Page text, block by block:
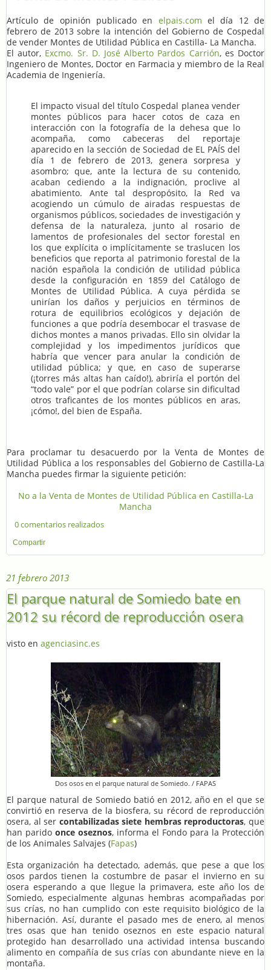
Artículo de opinión publicado en elpais.com el día 12 de
febrero de 2013 sobre la intención del Gobierno de Cospedal
de vender Montes de Utilidad Pública en Castilla- La Mancha.
El autor, Excmo. Sr. D. José Alberto Pardos Carrión, es Doctor
Ingeniero de Montes, Doctor en Farmacia y miembro de la Real
Academia de Ingeniería.
El impacto visual del título Cospedal planea vender
montes públicos para hacer cotos de caza en
interacción con la fotografía de la dehesa que lo
acompaña, como cabeceras del reportaje
aparecido en la sección de Sociedad de EL PAÍS del
día 1 de febrero de 2013, genera sorpresa y
asombro; que, ante la lectura de su contenido,
acaban cediendo a la indignación, proclive al
abatimiento. Ante tal despropósito, la Red va
acogiendo un cúmulo de airadas respuestas de
organismos públicos, sociedades de investigación y
defensa de la naturaleza, junto al rosario de
lamentos de profesionales del sector forestal en
los que explícita o implícitamente se traslucen los
beneficios que reporta al patrimonio forestal de la
nación española la condición de utilidad pública
desde la configuración en 1859 del Catálogo de
Montes de Utilidad Pública. A cuya pérdida se
unirían los daños y perjuicios en términos de
rotura de equilibrios ecológicos y dejación de
funciones a que podría desembocar el trasvase de
dichos montes a manos privadas. Ello sin olvidar la
complejidad y los impedimentos jurídicos que
habría que vencer para anular la condición de
utilidad pública; y que, en caso de superarse
(¡torres más altas han caído!), abriría el portón del
“todo vale” por el que podrían colarse sin dificultad
otros traficantes de los montes públicos en aras,
¡cómo!, del bien de España.
Para proclamar tu desacuerdo por la Venta de Montes de
Utilidad Pública a los responsables del Gobierno de Castilla-La
Mancha puedes firmar la siguiente petición:
No a la Venta de Montes de Utilidad Pública en Castilla-La
Mancha
0 comentarios realizados
Compartir
21 febrero 2013
El parque natural de Somiedo bate en
2012 su récord de reproducción osera
visto en agenciasinc.es
Dos osos en el parque natural de Somiedo. / FAPAS
El parque natural de Somiedo batió en 2012, año en el que se
convirtió en reserva de la biosfera, su récord de reproducción
osera, al ser contabilizadas siete hembras reproductoras, que
han parido once oseznos, informa el Fondo para la Protección
de los Animales Salvajes (Fapas)
Esta organización ha detectado, además, que pese a que los
osos pardos tienen la costumbre de pasar el invierno en su
osera esperando a que llegue la primavera, este año los de
Somiedo, especialmente algunas hembras acompañadas por
sus crías, no han cumplido con este requisito biológico de la
hibernación. Así, durante el pasado mes de enero, al menos
tres osas que han tenido oseznos en este espacio natural
protegido han desarrollado una actividad intensa buscando
alimento en compañía de sus crías con abundante nieve en la
montaña.